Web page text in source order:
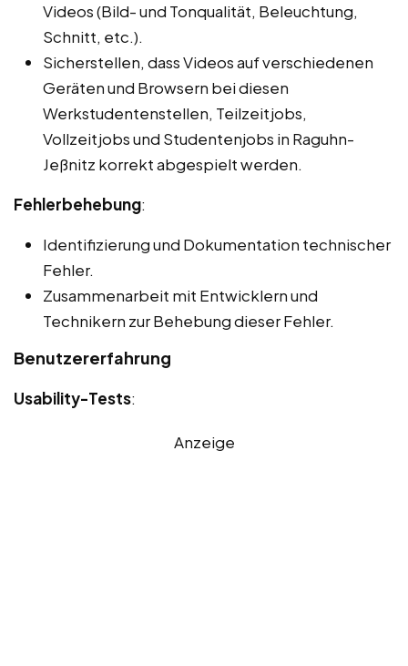
Videos (Bild- und Tonqualität, Beleuchtung,
Schnitt, etc.).
Sicherstellen, dass Videos auf verschiedenen
Geräten und Browsern bei diesen
Werkstudentenstellen, Teilzeitjobs,
Vollzeitjobs und Studentenjobs in Raguhn-
Jeßnitz korrekt abgespielt werden.
Fehlerbehebung:
Identifizierung und Dokumentation technischer
Fehler.
Zusammenarbeit mit Entwicklern und
Technikern zur Behebung dieser Fehler.
Benutzererfahrung
Usability-Tests:
Anzeige